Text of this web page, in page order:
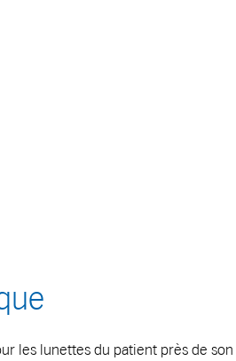
les lunettes du patient près de